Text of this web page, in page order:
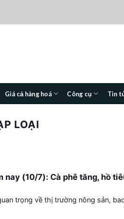
Giá cả hàng hoá Công cụ Tin
LOẠI
nay (10/7): Cà phê tăng, hồ
trọng về thị trường nông sản,